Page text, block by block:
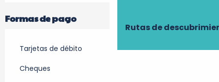
Rutas de
Formas de pago
Tarjetas de débito
Cheques